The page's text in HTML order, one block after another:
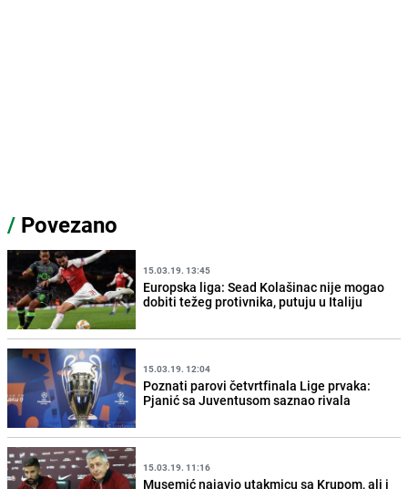
/ Povezano
15.03.19. 13:45
Europska liga: Sead Kolašinac nije mogao
dobiti težeg protivnika, putuju u Italiju
15.03.19. 12:04
Poznati parovi četvrtfinala Lige prvaka:
Pjanić sa Juventusom saznao rivala
15.03.19. 11:16
Musemić najavio utakmicu sa Krupom, ali i